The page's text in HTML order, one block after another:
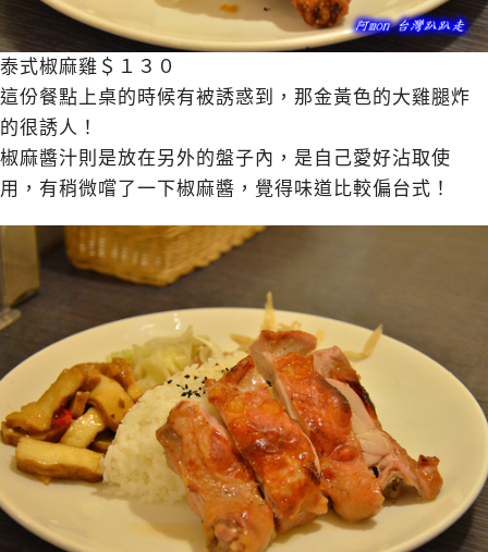
泰式椒麻雞＄１３０
這份餐點上桌的時候有被誘惑到，那金黃色的大雞腿炸
的很誘人！
椒麻醬汁則是放在另外的盤子內，是自己愛好沾取使
用，有稍微嚐了一下椒麻醬，覺得味道比較偏台式！